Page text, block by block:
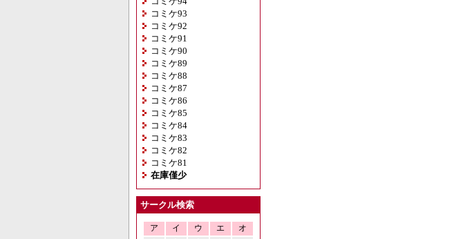
コミケ93
コミケ92
コミケ91
コミケ90
コミケ89
コミケ88
コミケ87
コミケ86
コミケ85
コミケ84
コミケ83
コミケ82
コミケ81
在庫僅少
サークル検索
ア イ ウ エ
オ